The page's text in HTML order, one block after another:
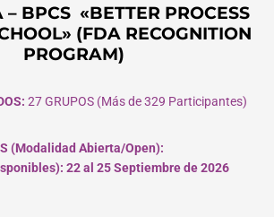
– BPCS «BETTER PROCESS
(FDA RECOGNITION
PROGRAM)
27 GRUPOS (Más de 329 Participantes)
(Modalidad Abierta/Open):
): 22 al 25 Septiembre de 2026